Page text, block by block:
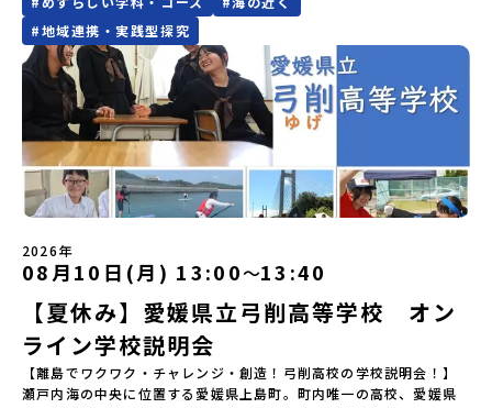
や地域活性モデルをつくり続けています。名 称：一般財団法人地
域・教育魅力化プラットフォーム設 立：2017年3月代表者：岩本
悠所在地：〒690-0842 島根県松江市東本町二丁目25-6 みらい
BASE2階 その他所在地公式HP：http://c-platform.or.jp/お問い
合わせ先担当：小川・小原E-mail：info@miratabi.jp「おためし
地域留学体験」のプログラム開催情報を公式LINEにて配信中！ぜひ
ご登録ください♪地域みらい留学公式LINE
加またはプログラム開始後の解除：100％・催行中止について天候な
どの状況等によって開催を見合わせる可能性があります。その場合
は原則、開催日1週間前までにご連絡いたします。又、最少催行人数
に達しなかった場合は、開催日3週間前までに催行中止の旨をメール
にてご連絡いたします。・よくあるご質問その他、よくあるご質問
についてはこちらをご確認ください。運営団体について＜プログラ
ム主催：一般財団法人地域・教育魅力化プラットフォーム＞「意志
ある若者にあふれる持続可能な地域・社会をつくる」というビジョ
ンを掲げ、2017年3月に島根県に設立した教育事業団体です。日本
全国約200の高校と連携しながら、中学卒業後に地域の枠を越えて生
とができるシステム「地域みらい留学」をはじめとした、教育事業
や地域活性モデルをつくり続けています。名 称：一般財団法人地
悠所在地：〒690-0842 島根県松江市東本町二丁目25-6 みらい
BASE2階公式HP：http://c-platform.or.jp/お問い合わせ先担
当：小川・小原E-mail：info@miratabi.jp「おためし地域留学体
験」のプログラム開催情報を公式LINEにて配信中！ぜひご登録くだ
さい♪地域みらい留学公式LINE
開催しました。中学生一人での参加にあたり、保護者様が特に気に
なる「安全面」や「事務局のサポート体制」についても詳しく解説
しています。ぜひ、ご自宅からお気軽にご視聴ください。🎬 [アーカ
イブ動画を視聴する]YouTube：
https://youtu.be/Yt8nd04aNgA?si=e5erbspvwz5O8_uF
【STEP 2】プログラム説明会〜「八幡平市」の内容をもっと知りし
たい方へ〜全体説明を聞いたうえで、「プログラムで何をする
の？」「どんなまちなの？」という疑問にお答えする詳細配信で
す。2泊3日のプログラムの中身をお伝えします。日時：6月10日(水)
19：00〜20：00内容：どんなところ？プログラム詳細解説、質疑
応答紹介地域：鹿児島県出水市・出水工業高校/北海道標津町/岩手
県八幡平市/愛媛県鬼北町＊4つの地域のプログラムを1時間でぎゅっ
とお届けします。お申し込み：https://c-
mirai.jp/events/064069お気軽にどうぞ！「はじめての一人旅だ
けど大丈夫？」「どんな体験ができるの？」そんな保護者様の不安
や、中学生のみなさんの素朴な疑問にスタッフが直接お答えしま
す。チャットでの質問も可能ですので、ぜひご自宅からリラックス
してご参加ください。▼お申し込み前に必ずご確認ください・参加
規約への同意プログラムへの参加申し込みいただく前に、「お申し
00 解散 (中標津空港 13：30頃到着)※14：50 中標津空港発 (羽田
空港16：45着)便を利用する想定※天候の状況や参加人数によってプ
ログラムを変更する場合がございます。参加概要【開催場所】北海
道標津町【実施日程】8月4日（火）〜 8月6日（木）※参加が確定し
た方には7月10日(金) 18：30～20：00に「参加者向け事前オンラ
イン研修」をご案内する予定です。必ず参加をお願いします。【集合
場所・時間】中標津空港 8月4日(火) 14：30 集合【解散場所・時
間】中標津空港 8月6日(木) 13：30 解散【対象】中学2年生、中学3
年生【宿泊先】民宿 船長の家※1室に複数(同性2～4名程度)で宿泊
いただく予定です。【旅行代金】無料※旅行代金に含まれる費用の
ム内のアクティビティ・体験費用・一部の食事代*以下の費用は参加
者のご負担となります・集合場所までの往復交通費・お土産代や自
し込み多数の場合は抽選の上決定）【参加者決定】お申し込み多数
の場合は、締め切り後1週間を目途に当落結果をご連絡いたします。
【申し込み受付期間】6月8日(月)12：00 から 6月22日(月) 12：00
まで疑問も不安もワクワクに変える！「おためし地域留学」ステッ
プアップ説明会プログラムの内容を詳しく知りたい方や、お申し込
なさ」と向き合った時間が、人をいちばん強くすることを。 ここで
はあなたを、一人の新たな町民として迎えます。 お客様ではなく、
この町の未来を一緒につくり、魅力的にしていく仲間として、君を
待っています。▼週末体験入学でお伝えすること(昨年度の例)・留学
生活の拠点となる南三陸高校で授業体験・留学生の先輩たちととも
に旭桜寮を見学 ＆ 質問・交流の時間・学びのフィールドとなる南三
陸を体験・交流会本説明会は学校、町役場、コーディネーターとと
もに、留学生と地元生が説明役を務めてくれます。⚪︎これまでの先輩
方はこんなお話をしてくれました。・進路で悩んだポイント、南三
陸に決めた理由・南三陸高校に来てみて気づいたこと、変化したこ
と・地元の普通が、外から見たら特別だった話・飛び込む留学生、
迎え入れる地元生・南三陸での高校生活、実際どう？・どんな人に
おすすめ？-----はじめから強い想い、覚悟を持っていなくても、大
丈夫です。 何かやってみたい。学んでみたい。挑戦したい。素直で
小さく感じる想いでも、その一歩を、私たちは全力で応援します。
○募集期間 7月28日（火）まで 原則先着ですが、定数を超えるご
応募の場合は、3年生を優先させていただく場合がございます。※本
イベントは全国募集による留学生向けです。宮城県内の中学校に在
籍する方、また、宮城県内に在住する方は申し訳ございませんが参
#地域連携・実践型探究
2026年
08月10日(月) 13:00〜13:40
【夏休み】愛媛県立弓削高等学校 オン
ライン学校説明会
【離島でワクワク・チャレンジ・創造！弓削高校の学校説明会！】
瀬戸内海の中央に位置する愛媛県上島町。町内唯一の高校、愛媛県